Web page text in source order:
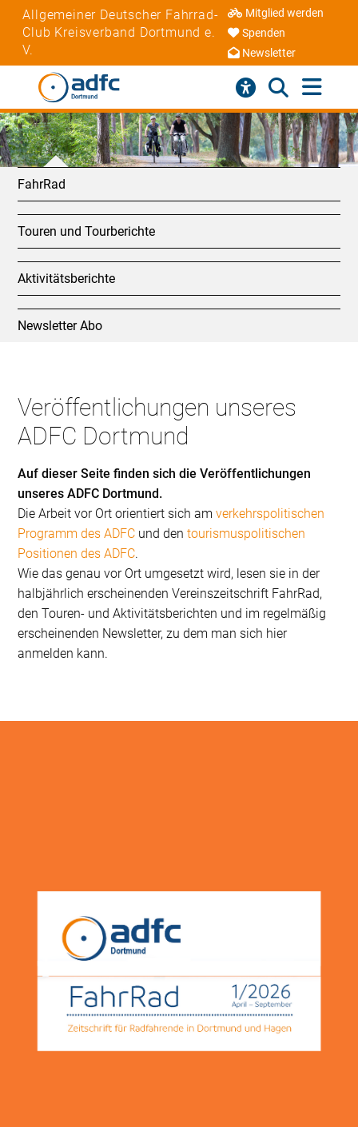
Allgemeiner Deutscher Fahrrad-
Club Kreisverband Dortmund e.
V.
Mitglied werden
Spenden
Newsletter
FahrRad
Touren und Tourberichte
Aktivitätsberichte
Newsletter Abo
Veröffentlichungen unseres
ADFC Dortmund
Auf dieser Seite finden sich die Veröffentlichungen
unseres ADFC Dortmund.
Die Arbeit vor Ort orientiert sich amverkehrspolitischen
Programm des ADFC und dentourismuspolitischen
Positionen des ADFC.
Wie das genau vor Ort umgesetzt wird, lesen sie in der
halbjährlich erscheinenden Vereinszeitschrift FahrRad,
den Touren- und Aktivitätsberichten und im regelmäßig
erscheinenden Newsletter, zu dem man sich hier
anmelden kann.